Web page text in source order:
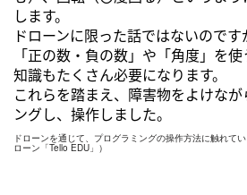
します。
ドローンに限った話ではないので
「正の数・負の数」や「角度」を
知識もたくさん必要になります。
これらを踏まえ、障害物をよけな
ングし、操作しました。
ドローンを通じて、プログラミングの操作方法に触れて
ローン「Tello EDU」）